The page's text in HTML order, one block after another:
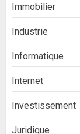
Immobilier
Industrie
Informatique
Internet
Investissement
Juridique